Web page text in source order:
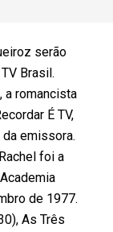
serão
Brasil.
a romancista
É TV,
emissora.
foi a
de 1977.
As Três